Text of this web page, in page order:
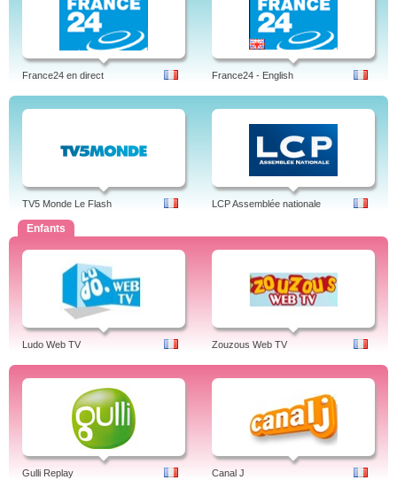
France24 en direct France24 - English
TV5 Monde Le Flash LCP Assemblée nationale
Enfants
Ludo Web TV Zouzous Web TV
Gulli Replay Canal J